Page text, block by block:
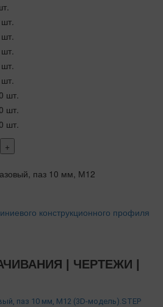
шт.
шт.
шт.
+
| ЧЕРТЕЖИ |
паз 10 мм, М12 (3D-модель).STEP